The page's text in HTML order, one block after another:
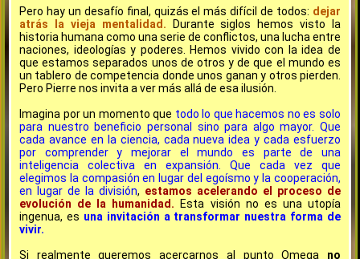
Pero hay un desafío final, quizás el más difícil de todos: dejar
atrás la vieja mentalidad. Durante siglos hemos visto la
historia humana como una serie de conflictos, una lucha entre
naciones, ideologías y poderes. Hemos vivido con la idea de
que estamos separados unos de otros y de que el mundo es
un tablero de competencia donde unos ganan y otros pierden.
Pero Pierre nos invita a ver más allá de esa ilusión.
Imagina por un momento que todo lo que hacemos no es solo
para nuestro beneficio personal sino para algo mayor. Que
cada avance en la ciencia, cada nueva idea y cada esfuerzo
por comprender y mejorar el mundo es parte de una
inteligencia colectiva en expansión. Que cada vez que
elegimos la compasión en lugar del egoísmo y la cooperación,
en lugar de la división, estamos acelerando el proceso de
evolución de la humanidad. Esta visión no es una utopía
ingenua, es una invitación a transformar nuestra forma de
vivir.
Si realmente queremos acercarnos al punto Omega no